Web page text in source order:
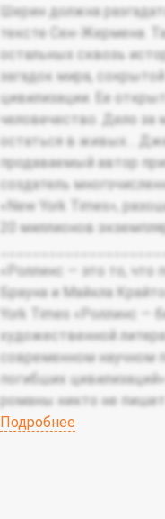
Шерин должна
тексте Сен-Жермена.
остальных сквозь
загадок мира,
цивилизации. Ее
человечество. Дело за
остаться в живых…
продаваемый автор
создатель
«New York Times»,
20 миллионов
«Роллинс — это то, что
Брауна и Майкла
York Times «Роллинс —
художественной
современном научном
погибших
романы никто не
Подробнее